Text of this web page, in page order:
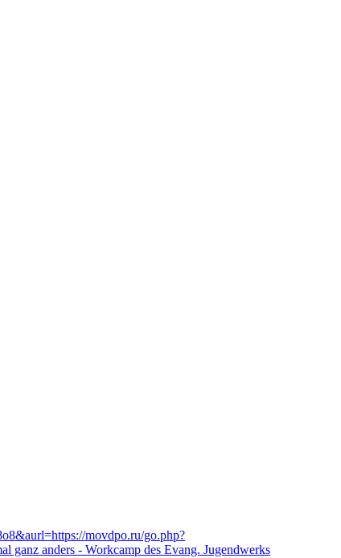
movdpo.ru/go.php?
ganz anders - Workcamp des Evang. Jugendwerks